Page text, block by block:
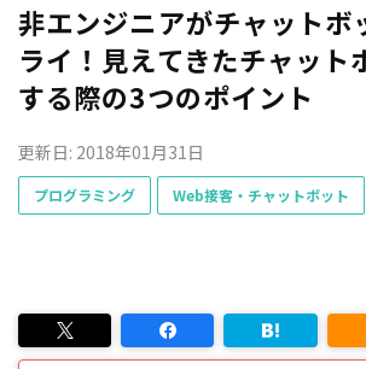
非エンジニアがチャットボ
ライ！見えてきたチャット
する際の3つのポイント
更新日: 2018年01月31日
プログラミング Web接客・チャットボット